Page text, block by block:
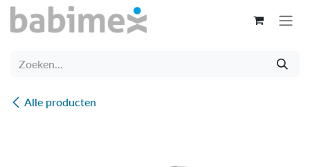
Overslaan naar inhoud
Alle producten